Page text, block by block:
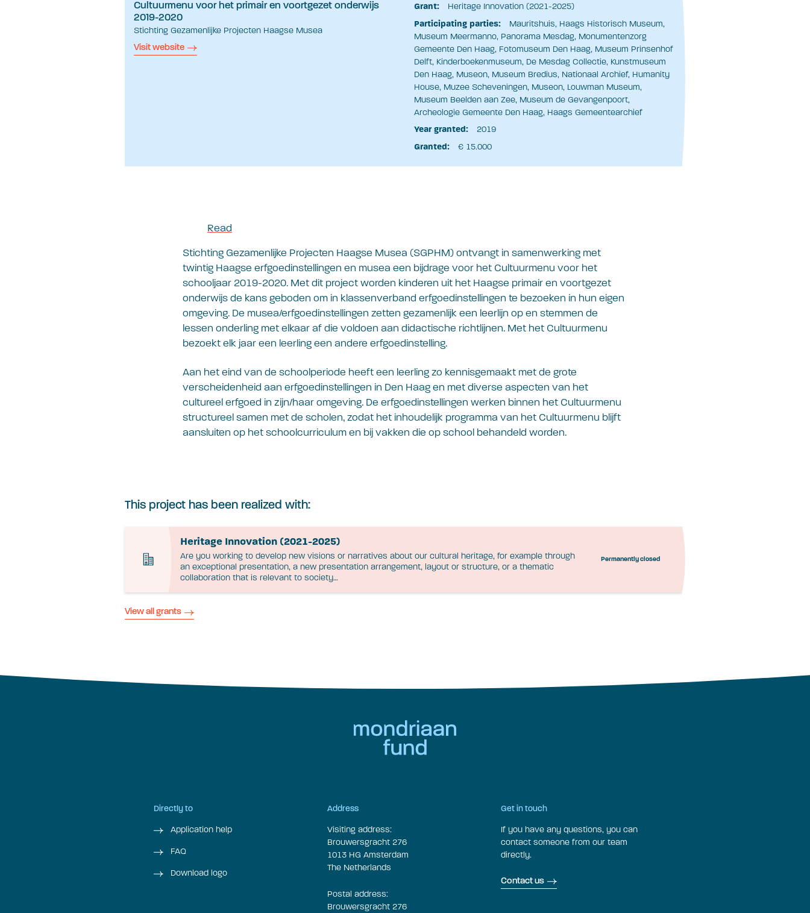
Cultuurmenu voor het primair en voortgezet onderwijs
2019-2020
Stichting Gezamenlijke Projecten Haagse Musea
Visit website
Grant:
Heritage Innovation (2021-2025)
Participating parties:
Mauritshuis, Haags Historisch Museum,
Museum Meermanno, Panorama Mesdag, Monumentenzorg
Gemeente Den Haag, Fotomuseum Den Haag, Museum Prinsenhof
Delft, Kinderboekenmuseum, De Mesdag Collectie, Kunstmuseum
Den Haag, Museon, Museum Bredius, Nationaal Archief, Humanity
House, Muzee Scheveningen, Museon, Louwman Museum,
Museum Beelden aan Zee, Museum de Gevangenpoort,
Archeologie Gemeente Den Haag, Haags Gemeentearchief
Year granted:
2019
Granted:
€ 15.000
Read
Stichting Gezamenlijke Projecten Haagse Musea (SGPHM) ontvangt in samenwerking met
twintig Haagse erfgoedinstellingen en musea een bijdrage voor het Cultuurmenu voor het
schooljaar 2019-2020. Met dit project worden kinderen uit het Haagse primair en voortgezet
onderwijs de kans geboden om in klassenverband erfgoedinstellingen te bezoeken in hun eigen
omgeving. De musea/erfgoedinstellingen zetten gezamenlijk een leerlijn op en stemmen de
lessen onderling met elkaar af die voldoen aan didactische richtlijnen. Met het Cultuurmenu
bezoekt elk jaar een leerling een andere erfgoedinstelling.
Aan het eind van de schoolperiode heeft een leerling zo kennisgemaakt met de grote
verscheidenheid aan erfgoedinstellingen in Den Haag en met diverse aspecten van het
cultureel erfgoed in zijn/haar omgeving. De erfgoedinstellingen werken binnen het Cultuurmenu
structureel samen met de scholen, zodat het inhoudelijk programma van het Cultuurmenu blijft
aansluiten op het schoolcurriculum en bij vakken die op school behandeld worden.
This project has been realized with:
Heritage Innovation (2021-2025)
Are you working to develop new visions or narratives about our cultural heritage, for example through
an exceptional presentation, a new presentation arrangement, layout or structure, or a thematic
collaboration that is relevant to society…
Permanently closed
View all grants
Directly to
Application help
FAQ
Download logo
Address
Visiting address:
Brouwersgracht 276
1013 HG Amsterdam
The Netherlands
Postal address:
Brouwersgracht 276
Get in touch
If you have any questions, you can
contact someone from our team
directly.
Contact us